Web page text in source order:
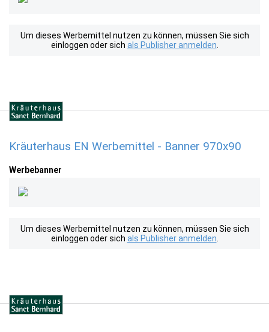
Um dieses Werbemittel nutzen zu können, müssen Sie sich
einloggen oder sich als Publisher anmelden
Kräuterhaus EN Werbemittel - Banner 970x90
Werbebanner
Um dieses Werbemittel nutzen zu können, müssen Sie sich
einloggen oder sich als Publisher anmelden